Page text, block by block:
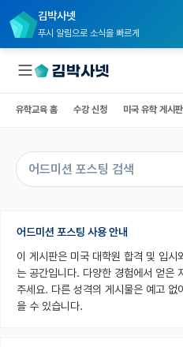
김박사넷
푸시 알림으로 소식을 빠르게
국내대학원 정보
커뮤니티
커리어
유학교육
유학교육 홈 수강 신청 미국 유학 게시판
유학교육 홈
어드미션 포스팅 사용 안내
이 게시판은 미국 대학원 합격 및 입
는 공간입니다. 다양한 경험에서 얻은
주세요. 다른 성격의 게시물은 예고
을 수 있습니다.